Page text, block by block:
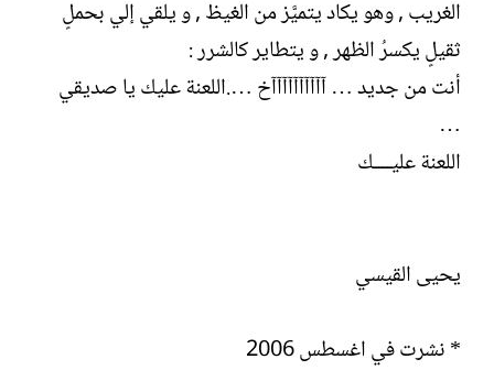
الغريب , وهو يكاد يتميَّز من الغيظ , و يلقي إلي بحملٍ
ثقيلٍ يكسرُ الظهر , و يتطاير كالشرر :
أنت من جديد … آآآآآآآآآآخ ….اللعنة عليك يا صديقي
…
اللعنة عليــــك
يحيى القيسي
* نشرت في اغسطس 2006